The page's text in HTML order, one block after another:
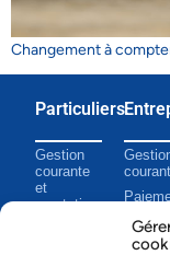
Changement à
Particuliers
Gestion
courante
et
prestations